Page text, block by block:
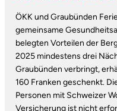
ÖKK und Graubünden
gemeinsame
belegten Vorteilen der
2025 mindestens drei
Graubünden verbringt,
160 Franken geschenkt.
Personen mit Schweizer
Versicherung ist nicht